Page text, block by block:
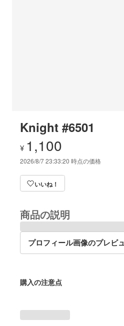
Knight #6501
¥ 1,100
2026/8/7 23:33:20 時点の価格
いいね！
商品の説明
プロフィール画像のプレビ
購入の注意点